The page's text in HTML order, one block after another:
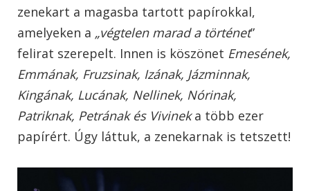
zenekart a magasba tartott papírokkal,
amelyeken a „végtelen marad a történet”
felirat szerepelt. Innen is köszönet Emesének,
Emmának, Fruzsinak, Izának, Jázminnak,
Kingának, Lucának, Nellinek, Nórinak,
Patriknak, Petrának és Vivineka több ezer
papírért. Úgy láttuk, a zenekarnak is tetszett!